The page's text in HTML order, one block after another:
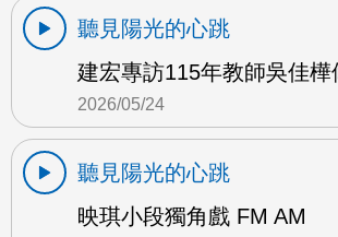
聽見陽光的心跳
建宏專訪115年教師吳佳樺
2026/05/24
聽見陽光的心跳
映琪小段獨角戲 FM AM